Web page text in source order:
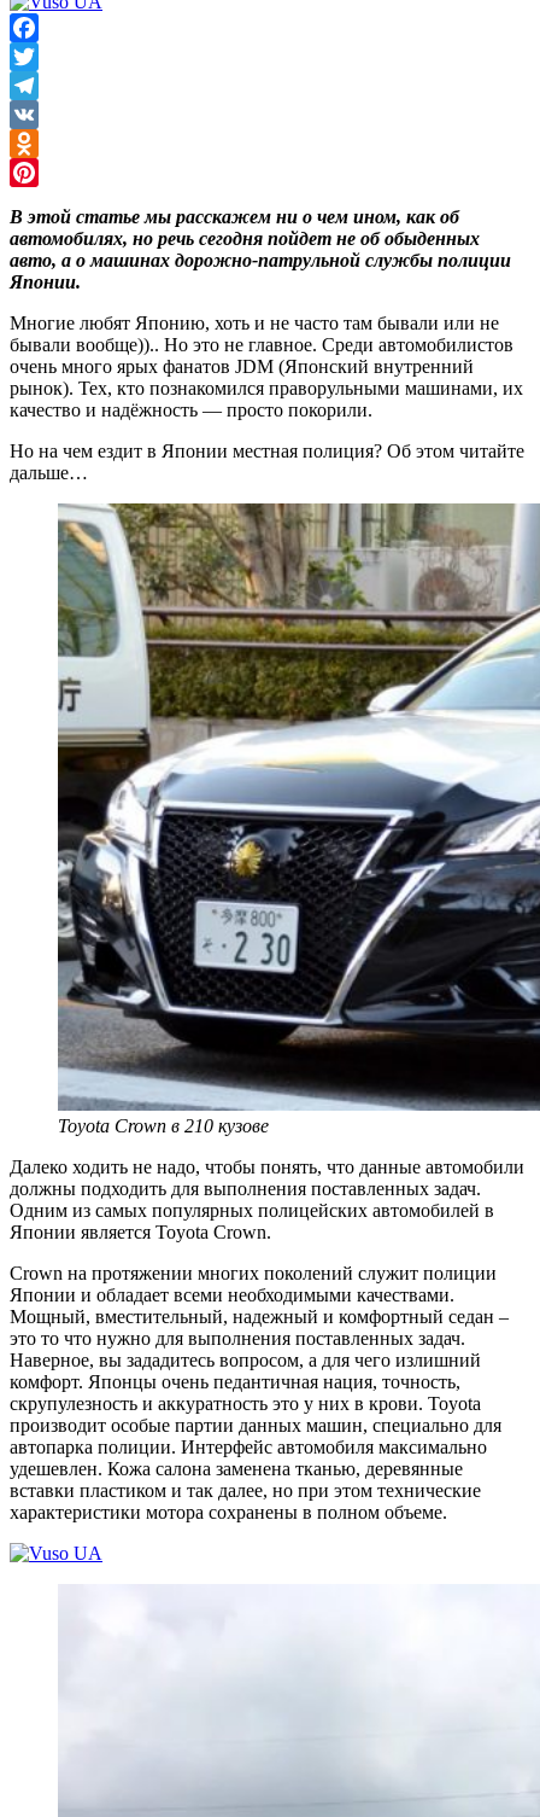
Facebook
Twitter
Telegram
VK
Odnoklassniki
В этой статье мы расскажем ни о чем ином, как об
автомобилях, но речь сегодня пойдет не об обыденных
авто, а о машинах дорожно-патрульной службы полиции
Японии.
Многие любят Японию, хоть и не часто там бывали или не
бывали вообще)).. Но это не главное. Среди автомобилистов
очень много ярых фанатов JDM (Японский внутренний
рынок). Тех, кто познакомился праворульными машинами, их
качество и надёжность — просто покорили.
Но на чем ездит в Японии местная полиция? Об этом читайте
дальше…
Toyota Crown в 210 кузове
Далеко ходить не надо, чтобы понять, что данные автомобили
должны подходить для выполнения поставленных задач.
Одним из самых популярных полицейских автомобилей в
Японии является Toyota Crown.
Crown на протяжении многих поколений служит полиции
Японии и обладает всеми необходимыми качествами.
Мощный, вместительный, надежный и комфортный седан –
это то что нужно для выполнения поставленных задач.
Наверное, вы зададитесь вопросом, а для чего излишний
комфорт. Японцы очень педантичная нация, точность,
скрупулезность и аккуратность это у них в крови. Toyota
производит особые партии данных машин, специально для
автопарка полиции. Интерфейс автомобиля максимально
удешевлен. Кожа салона заменена тканью, деревянные
вставки пластиком и так далее, но при этом технические
характеристики мотора сохранены в полном объеме.